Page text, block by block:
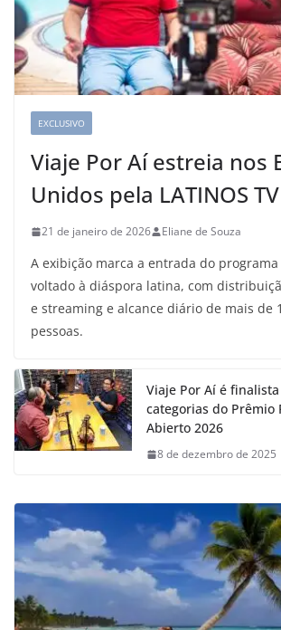
EXCLUSIVO
Viaje Por Aí estreia nos
Unidos pela LATINOS
21 de janeiro de 2026 Eliane de Souza
A exibição marca a entrada do
voltado à diáspora latina, com
e streaming e alcance diário de mais de
pessoas.
Viaje Por Aí é
categorias do Prêmio
Abierto 2026
8 de dezembro de 2025